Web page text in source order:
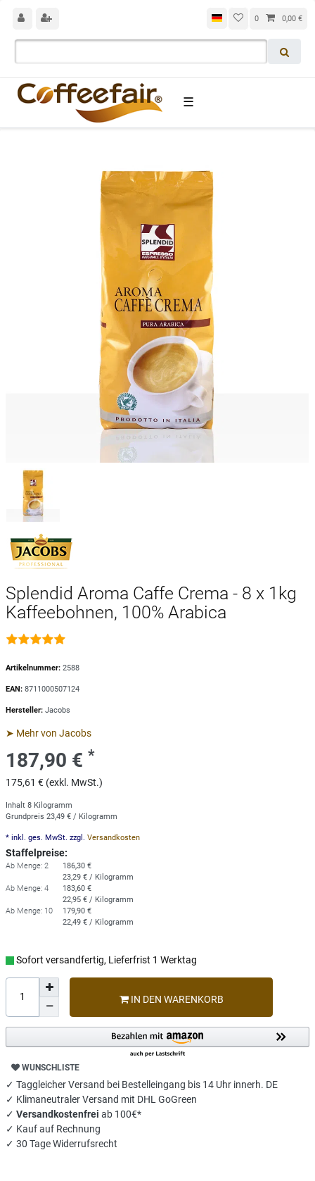
0 0,00 €
☰
Splendid Aroma Caffe Crema - 8 x 1kg
Kaffeebohnen, 100% Arabica
Artikelnummer: 2588
EAN: 8711000507124
Hersteller: Jacobs
➤ Mehr von Jacobs
187,90 € *
175,61 € (exkl. MwSt.)
Inhalt 8 Kilogramm
Grundpreis 23,49 € / Kilogramm
* inkl. ges. MwSt. zzgl. Versandkosten
Staffelpreise:
Ab Menge: 2
186,30 €
23,29 € / Kilogramm
Ab Menge: 4
183,60 €
22,95 € / Kilogramm
Ab Menge: 10
179,90 €
22,49 € / Kilogramm
Sofort versandfertig, Lieferfrist 1 Werktag
IN DEN WARENKORB
WUNSCHLISTE
✓ Taggleicher Versand bei Bestelleingang bis 14 Uhr innerh. DE
✓ Klimaneutraler Versand mit DHL GoGreen
✓ Versandkostenfrei ab 100€*
✓ Kauf auf Rechnung
✓ 30 Tage Widerrufsrecht